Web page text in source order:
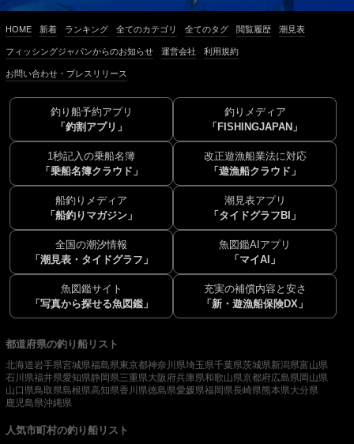
HOME 新着 ランキング 全てのカテゴリ 全てのタグ 閲覧履歴 潮見表
フィッシングジャパンからのお知らせ 運営会社 利用規約
お問い合わせ・プレスリリース
釣り船予約アプリ
「釣割アプリ」
釣りメディア
「FISHINGJAPAN」
1秒記入の乗船名簿
「乗船名簿クラウド」
改正遊漁船業法に対応
「遊漁船クラウド」
船釣りメディア
「船釣りマガジン」
潮見表アプリ
「タイドグラフBI」
全国の潮汐情報
「潮見表・タイドグラフ」
魚図鑑AIアプリ
「マイAI」
魚図鑑サイト
「写真から探せる魚図鑑」
充実の補償内容と安さ
「新・遊漁船保険DX」
都道府県の釣り船リスト
北海道岩手県宮城県福島県東京都神奈川県埼玉県千葉県茨城県新潟県富山県
石川県福井県愛知県静岡県三重県大阪府兵庫県和歌山県京都府広島県岡山県
山口県鳥取県島根県高知県香川県徳島県愛媛県福岡県長崎県熊本県大分県
鹿児島県沖縄県
人気市町村の釣り船リスト